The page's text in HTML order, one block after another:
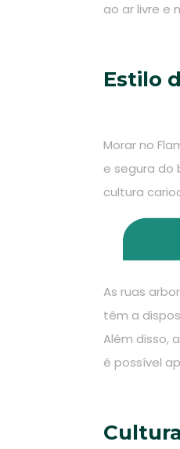
ao ar livre e
Estilo
Morar no
e segura do
cultura
As ruas
têm a
Além disso,
é possível